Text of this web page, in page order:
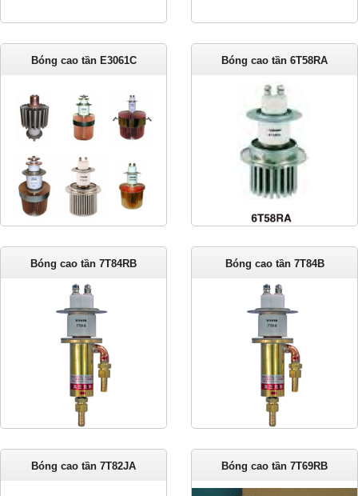
Bóng cao tần E3061C Bóng cao tần 6T58RA
Bóng cao tần 7T84RB Bóng cao tần 7T84B
Bóng cao tần 7T82JA Bóng cao tần 7T69RB